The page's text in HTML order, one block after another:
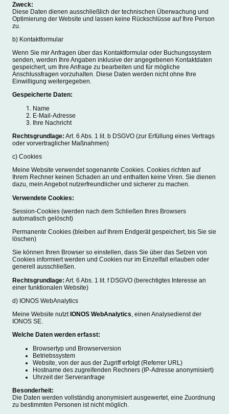
Zweck:
Diese Daten dienen ausschließlich der technischen Überwachung und
Optimierung der Website und lassen keine Rückschlüsse auf Ihre Person
zu.
b) Kontaktformular
Wenn Sie mir Anfragen über das Kontaktformular oder Buchungssystem
senden, werden Ihre Angaben inklusive der angegebenen Kontaktdaten
gespeichert, um Ihre Anfrage zu bearbeiten und für mögliche
Anschlussfragen vorzuhalten. Diese Daten werden nicht ohne Ihre
Einwilligung weitergegeben.
Gespeicherte Daten:
Name
E-Mail-Adresse
Ihre Nachricht
Rechtsgrundlage: Art. 6 Abs. 1 lit. b DSGVO (zur Erfüllung eines Vertrags
oder vorvertraglicher Maßnahmen)
c) Cookies
Meine Website verwendet sogenannte Cookies. Cookies richten auf
Ihrem Rechner keinen Schaden an und enthalten keine Viren. Sie dienen
dazu, mein Angebot nutzerfreundlicher und sicherer zu machen.
Verwendete Cookies:
Session-Cookies (werden nach dem Schließen Ihres Browsers
automatisch gelöscht)
Permanente Cookies (bleiben auf Ihrem Endgerät gespeichert, bis Sie sie
löschen)
Sie können Ihren Browser so einstellen, dass Sie über das Setzen von
Cookies informiert werden und Cookies nur im Einzelfall erlauben oder
generell ausschließen.
Rechtsgrundlage: Art. 6 Abs. 1 lit. f DSGVO (berechtigtes Interesse an
einer funktionalen Website)
d) IONOS WebAnalytics
Meine Website nutzt IONOS WebAnalytics, einen Analysedienst der
IONOS SE.
Welche Daten werden erfasst:
Browsertyp und Browserversion
Betriebssystem
Website, von der aus der Zugriff erfolgt (Referrer URL)
Hostname des zugreifenden Rechners (IP-Adresse anonymisiert)
Uhrzeit der Serveranfrage
Besonderheit:
Die Daten werden vollständig anonymisiert ausgewertet, eine Zuordnung
zu bestimmten Personen ist nicht möglich.